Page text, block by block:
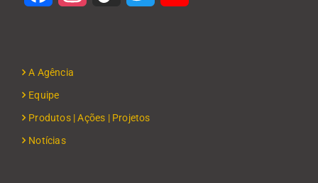
A Agência
Equipe
Produtos | Ações | Projetos
Notícias